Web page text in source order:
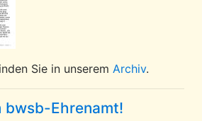
Sie in unserem Archiv.
bwsb-Ehrenamt!